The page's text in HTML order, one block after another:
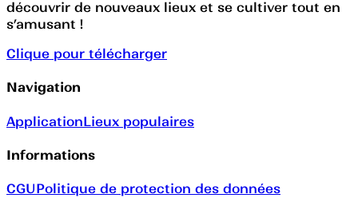
découvrir de nouveaux lieux et se cultiver tout en
s’amusant !
Clique pour télécharger
Navigation
ApplicationLieux populaires
Informations
CGUPolitique de protection des données